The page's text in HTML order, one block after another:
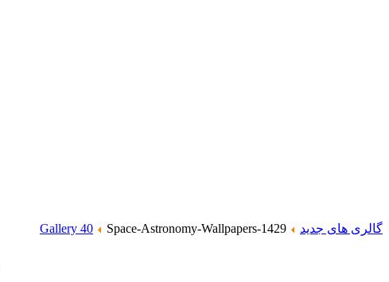
گالری های جدید Gallery 40 Space-Astronomy-Wallpapers-1429